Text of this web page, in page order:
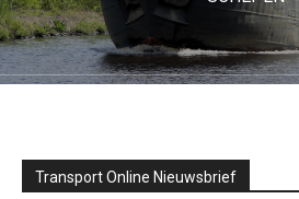
Transport Online Nieuwsbrief